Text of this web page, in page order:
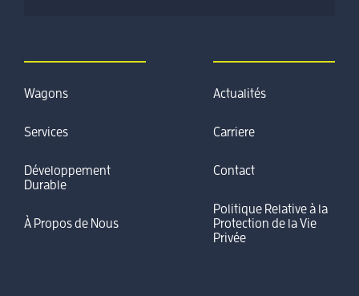
Wagons
Services
Développement
Durable
À Propos de Nous
Actualités
Carriere
Contact
Politique Relative à la
Protection de la Vie
Privée